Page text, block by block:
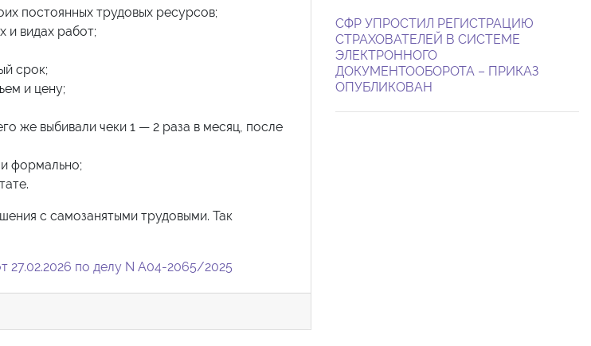
постоянных трудовых ресурсов;
и видах работ;
срок;
и цену;
же выбивали чеки 1 — 2 раза в месяц, после
формально;
с самозанятыми трудовыми. Так
27.02.2026 по делу N А04-2065/2025
СФР УПРОСТИЛ РЕГИСТРАЦИЮ
СТРАХОВАТЕЛЕЙ В СИСТЕМЕ
ЭЛЕКТРОННОГО
ДОКУМЕНТООБОРОТА – ПРИКАЗ
ОПУБЛИКОВАН